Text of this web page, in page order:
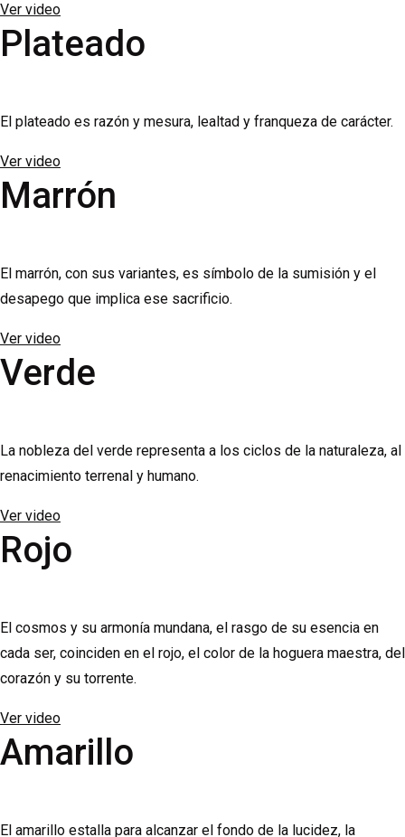
Ver video
Plateado
El plateado es razón y mesura, lealtad y franqueza de carácter.
Ver video
Marrón
El marrón, con sus variantes, es símbolo de la sumisión y el
desapego que implica ese sacrificio.
Ver video
Verde
La nobleza del verde representa a los ciclos de la naturaleza, al
renacimiento terrenal y humano.
Ver video
Rojo
El cosmos y su armonía mundana, el rasgo de su esencia en
cada ser, coinciden en el rojo, el color de la hoguera maestra, del
corazón y su torrente.
Ver video
Amarillo
El amarillo estalla para alcanzar el fondo de la lucidez, la